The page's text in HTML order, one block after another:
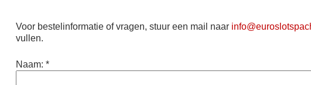
Voor bestelinformatie of vragen, stuur een mail naar
vullen.
Naam: *